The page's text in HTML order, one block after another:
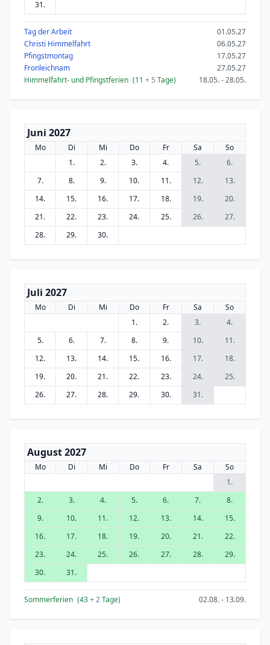
31.
Tag der Arbeit
01.05.27
Christi Himmelfahrt
06.05.27
Pfingstmontag
17.05.27
Fronleichnam
27.05.27
Himmelfahrt- und Pfingstferien (11 + 5 Tage) 18.05. - 28.05.
Juni 2027
Mo Di Mi Do Fr Sa
So
1.
2. 3. 4. 5.
6.
7.
8. 9. 10. 11. 12.
13.
14.
15. 16. 17. 18. 19.
20.
21.
22. 23. 24. 25. 26.
27.
28.
29. 30.
Juli 2027
Mo Di Mi Do Fr Sa
So
1.
2. 3.
4.
5.
6. 7. 8. 9. 10.
11.
12.
13. 14. 15. 16. 17.
18.
19.
20. 21. 22. 23. 24.
25.
26.
27. 28. 29. 30. 31.
August 2027
Mo Di Mi Do Fr Sa
So
1.
2.
3. 4. 5. 6. 7.
8.
9.
10. 11. 12. 13. 14.
15.
16.
17. 18. 19. 20. 21.
22.
23.
24. 25. 26. 27. 28.
29.
30.
31.
Sommerferien (43+ 2Tage) 02.08. - 13.09.